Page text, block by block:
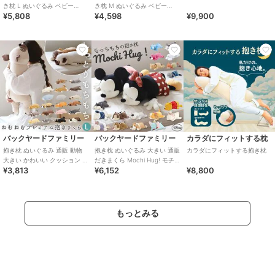
き枕 L ぬいぐるみ ベビー
Disney りぶはあと ホワイト
¥5,808
き枕 M ぬいぐるみ ベビー
Disney りぶはあと ホワイト
¥4,598 ¥9,900
バックヤードファミリー
抱き枕 ぬいぐるみ 通販 動物
大きい かわいい クッション 子
供 マクラ キッズ 寝具 子供
¥3,813
バックヤードファミリー
抱き枕 ぬいぐるみ 大きい 通販
だきまくら Mochi Hug! モチ
ハグ Disney ディズニ
¥6,152
カラダにフィットする枕
カラダにフィットする抱き枕
¥8,800
もっとみる